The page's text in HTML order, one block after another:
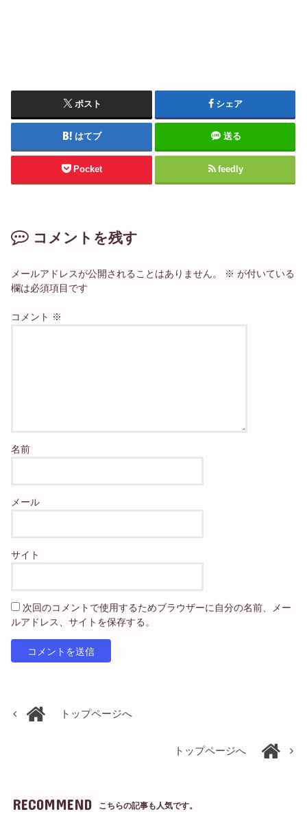
ポスト シェア
はてブ 送る
Pocket feedly
コメントを残す
メールアドレスが公開されることはありません。 ※ が付いている
欄は必須項目です
コメント ※
名前
メール
サイト
次回のコメントで使用するためブラウザーに自分の名前、メー
ルアドレス、サイトを保存する。
トップページへ
トップページへ
RECOMMEND こちらの記事も人気です。